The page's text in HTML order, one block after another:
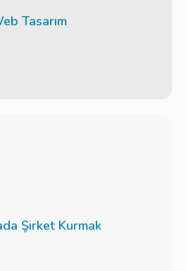
Tasarım
Şirket Kurmak